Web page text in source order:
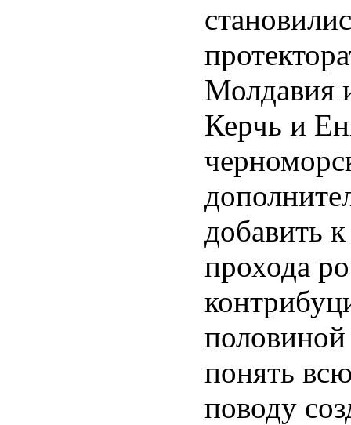
Молдавия
Керчь и
добавить
прохода
понять
поводу